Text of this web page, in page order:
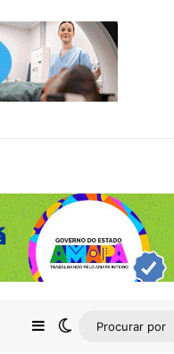
Barra Lateral
Switch skin